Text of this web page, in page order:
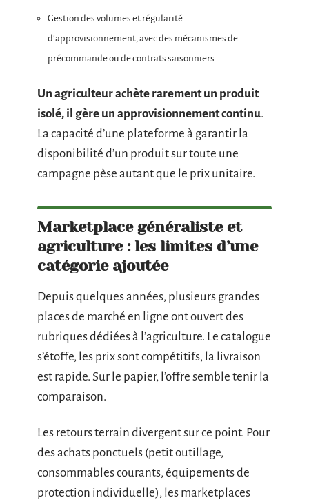
Gestion des volumes et régularité
d’approvisionnement, avec des mécanismes de
précommande ou de contrats saisonniers
Un agriculteur achète rarement un produit
isolé, il gère un approvisionnement continu.
La capacité d’une plateforme à garantir la
disponibilité d’un produit sur toute une
campagne pèse autant que le prix unitaire.
Marketplace généraliste et
agriculture : les limites d’une
catégorie ajoutée
Depuis quelques années, plusieurs grandes
places de marché en ligne ont ouvert des
rubriques dédiées à l’agriculture. Le catalogue
s’étoffe, les prix sont compétitifs, la livraison
est rapide. Sur le papier, l’offre semble tenir la
comparaison.
Les retours terrain divergent sur ce point. Pour
des achats ponctuels (petit outillage,
consommables courants, équipements de
protection individuelle), les marketplaces